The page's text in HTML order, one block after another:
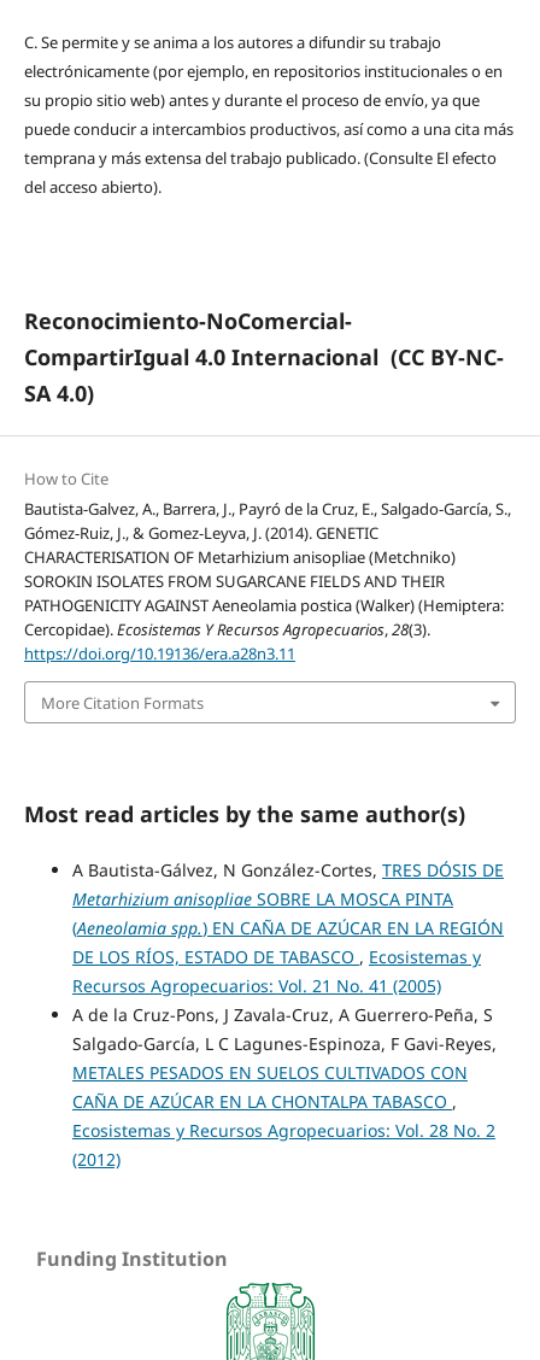
C.Se permite y se anima a los autores a difundir su trabajo
electrónicamente (por ejemplo, en repositorios institucionales o en
su propio sitio web) antes y durante el proceso de envío, ya que
puede conducir a intercambios productivos, así como a una cita más
temprana y más extensa del trabajo publicado. (Consulte El efecto
del acceso abierto).
Reconocimiento-NoComercial-
CompartirIgual 4.0 Internacional (CC BY-NC-
SA 4.0)
How to Cite
Bautista-Galvez, A., Barrera, J., Payró de la Cruz, E., Salgado-García, S.,
Gómez-Ruiz, J., & Gomez-Leyva, J. (2014). GENETIC
CHARACTERISATION OF Metarhizium anisopliae (Metchniko)
SOROKIN ISOLATES FROM SUGARCANE FIELDS AND THEIR
PATHOGENICITY AGAINST Aeneolamia postica (Walker) (Hemiptera:
Cercopidae).Ecosistemas Y Recursos Agropecuarios,28(3).
https://doi.org/10.19136/era.a28n3.11
More Citation Formats
Most read articles by the same author(s)
A Bautista-Gálvez, N González-Cortes, TRES DÓSIS DE
Metarhizium anisopliaeSOBRE LA MOSCA PINTA
(Aeneolamia spp.) EN CAÑA DE AZÚCAR EN LA REGIÓN
DE LOS RÍOS, ESTADO DE TABASCO , Ecosistemas y
Recursos Agropecuarios: Vol. 21 No. 41 (2005)
A de la Cruz-Pons, J Zavala-Cruz, A Guerrero-Peña, S
Salgado-García, L C Lagunes-Espinoza, F Gavi-Reyes,
METALES PESADOS EN SUELOS CULTIVADOS CON
CAÑA DE AZÚCAR EN LA CHONTALPA TABASCO ,
Ecosistemas y Recursos Agropecuarios: Vol. 28 No. 2
(2012)
Funding Institution